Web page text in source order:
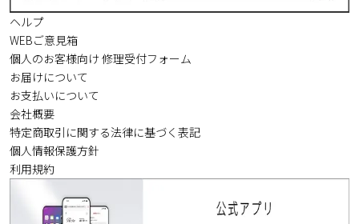
ヘルプ
WEBご意見箱
個人のお客様向け 修理受付フォーム
お届けについて
お支払いについて
会社概要
特定商取引に関する法律に基づく表記
個人情報保護方針
利用規約